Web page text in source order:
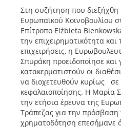
Στη συζήτηση που
Ευρωπαϊκού Κοινοβουλίου
Επίτροπο Elżbieta
την επιχειρηματικότητα και
επιχειρήσεις, η
Σπυράκη προειδοποίησε και
κατακερματιστούν οι
να διοχετευθούν κυρίως σε
κεφαλαιοποίησης. Η Μαρία
την ετήσια έρευνα της
Τράπεζας για την πρόσβαση
χρηματοδότηση επεσήμανε